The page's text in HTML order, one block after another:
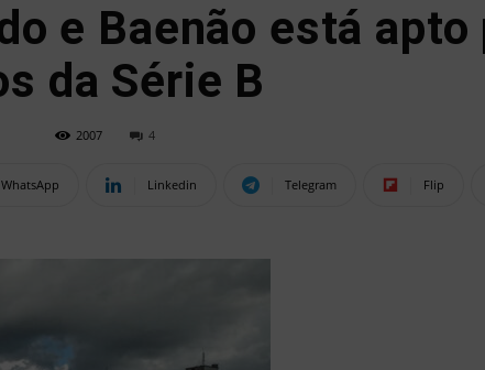
e Baenão está apto
da Série B
2007 4
WhatsApp Linkedin Telegram Flip